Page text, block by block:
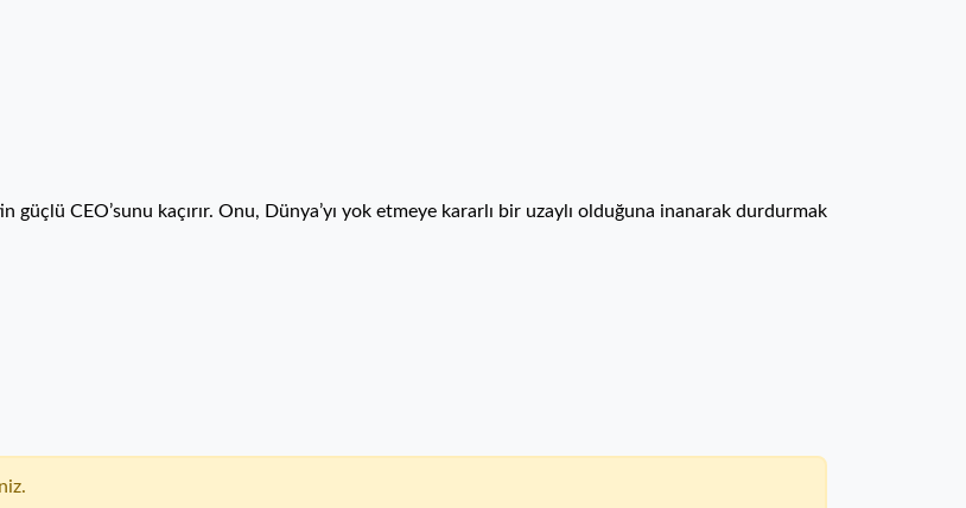
CEO’sunu kaçırır. Onu, Dünya’yı yok etmeye kararlı bir uzaylı olduğuna inanarak durdurmak